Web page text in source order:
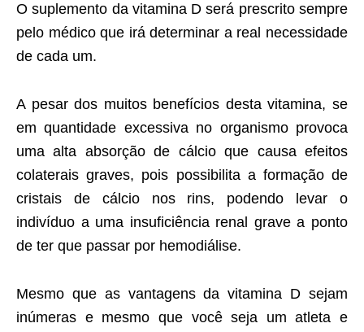
O suplemento da vitamina D será prescrito sempre
pelo médico que irá determinar a real necessidade
de cada um.
A pesar dos muitos benefícios desta vitamina, se
em quantidade excessiva no organismo provoca
uma alta absorção de cálcio que causa efeitos
colaterais graves, pois possibilita a formação de
cristais de cálcio nos rins, podendo levar o
indivíduo a uma insuficiência renal grave a ponto
de ter que passar por hemodiálise.
Mesmo que as vantagens da vitamina D sejam
inúmeras e mesmo que você seja um atleta e